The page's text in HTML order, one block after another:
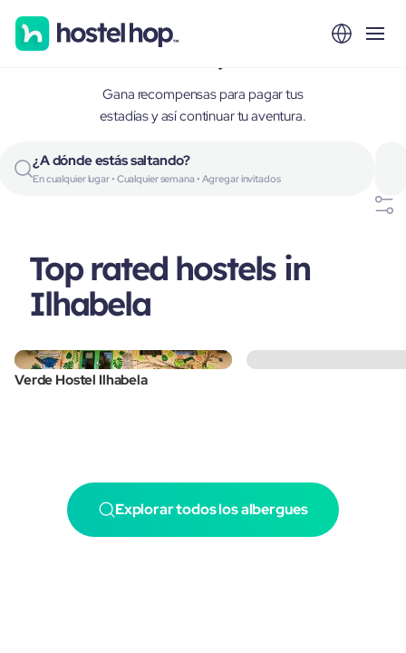
Ilhabela, Brazil
Gana recompensas para pagar tus
estadías y así continuar tu aventura.
¿A dónde estás saltando?
En cualquier lugar • Cualquier semana • Agregar invitados
Top rated hostels in
Ilhabela
Verde Hostel Ilhabela
Explorar todos los albergues